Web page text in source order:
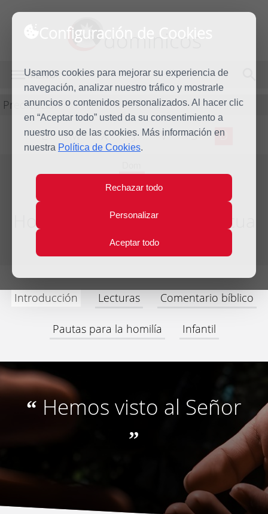
Configuración de Cookies
Usamos cookies para mejorar su experiencia de
navegación, analizar nuestro tráfico y mostrarle
anuncios o contenidos personalizados. Al hacer clic
en “Aceptar todo” usted da su consentimiento a
nuestro uso de las cookies. Más información en
nuestra Política de Cookies.
Rechazar todo
Personalizar
Aceptar todo
dominicos
MENÚ
Predicación
L M X J V S D
11
Abr
Homilía II Domingo de Pascua
Año litúrgico 2020 - 2021 - (Ciclo B)
Introducción Lecturas Comentario bíblico
Pautas para la homilía Infantil
“ Hemos visto al Señor
”